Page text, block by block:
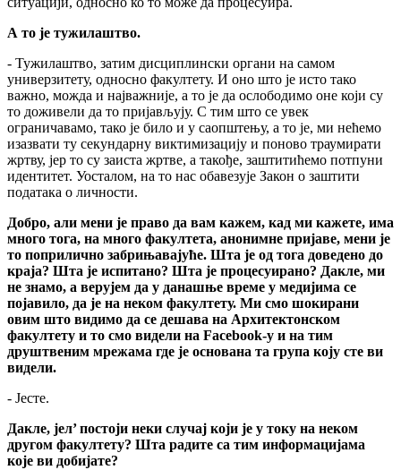
А то је тужилаштво.
- Тужилаштво, затим дисциплински органи на самом
универзитету, односно факултету. И оно што је исто тако
важно, можда и најважније, а то је да ослободимо оне који су
то доживели да то пријављују. С тим што се увек
ограничавамо, тако је било и у саопштењу, а то је, ми нећемо
изазвати ту секундарну виктимизацију и поново траумирати
жртву, јер то су заиста жртве, а такође, заштитићемо потпуни
идентитет. Уосталом, на то нас обавезује Закон о заштити
података о личности.
Добро, али мени је право да вам кажем, кад ми кажете, има
много тога, на много факултета, анонимне пријаве, мени је
то поприлично забрињавајуће. Шта је од тога доведено до
краја? Шта је испитано? Шта је процесуирано? Дакле, ми
не знамо, а верујем да у данашње време у медијима се
појавило, да је на неком факултету. Ми смо шокирани
овим што видимо да се дешава на Архитектонском
факултету и то смо видели на Facebook-у и на тим
друштвеним мрежама где је основана та група коју сте ви
видели.
- Јесте.
Дакле, јел’ постоји неки случај који је у току на неком
другом факултету? Шта радите са тим информацијама
које ви добијате?